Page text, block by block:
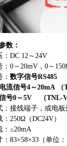
数：
：DC 12～24V
：0～20mV，0～
数字信号RS485
流信号4～20mA （
号0～5V （TNL-
：接线端子，或电板
250Ω（DC24V）
：≤20mA
：83×58×33（单位